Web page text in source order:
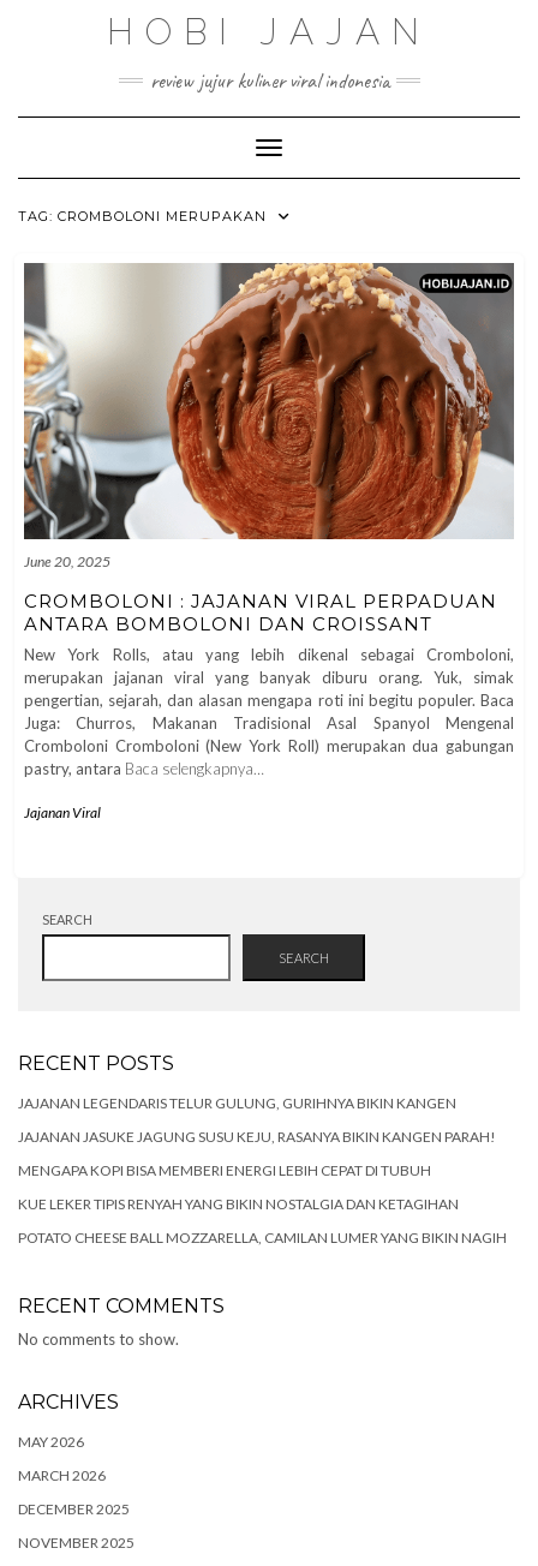
HOBI JAJAN
review jujur kuliner viral indonesia
Toggle Navigation
TAG: CROMBOLONI MERUPAKAN
June 20, 2025
CROMBOLONI : JAJANAN VIRAL PERPADUAN
ANTARA BOMBOLONI DAN CROISSANT
New York Rolls, atau yang lebih dikenal sebagai Cromboloni,
merupakan jajanan viral yang banyak diburu orang. Yuk, simak
pengertian, sejarah, dan alasan mengapa roti ini begitu populer. Baca
Juga: Churros, Makanan Tradisional Asal Spanyol Mengenal
Cromboloni Cromboloni (New York Roll) merupakan dua gabungan
pastry, antara Baca selengkapnya…
Jajanan Viral
SEARCH
SEARCH
RECENT POSTS
JAJANAN LEGENDARIS TELUR GULUNG, GURIHNYA BIKIN KANGEN
JAJANAN JASUKE JAGUNG SUSU KEJU, RASANYA BIKIN KANGEN PARAH!
MENGAPA KOPI BISA MEMBERI ENERGI LEBIH CEPAT DI TUBUH
KUE LEKER TIPIS RENYAH YANG BIKIN NOSTALGIA DAN KETAGIHAN
POTATO CHEESE BALL MOZZARELLA, CAMILAN LUMER YANG BIKIN NAGIH
RECENT COMMENTS
No comments to show.
ARCHIVES
MAY 2026
MARCH 2026
DECEMBER 2025
NOVEMBER 2025